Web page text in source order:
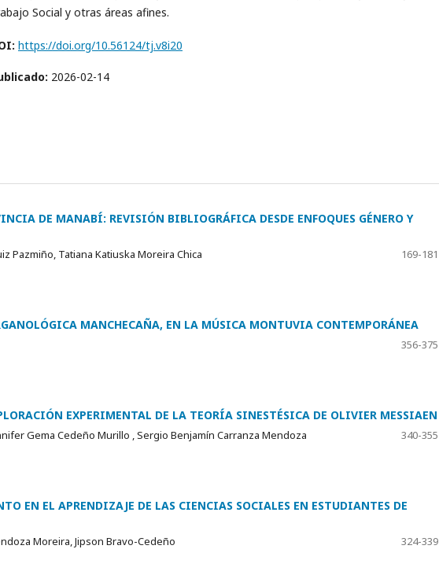
Social y otras áreas afines.
https://doi.org/10.56124/tj.v8i20
2026-02-14
DE MANABÍ: REVISIÓN BIBLIOGRÁFICA DESDE ENFOQUES GÉNERO Y
Pazmiño, Tatiana Katiuska Moreira Chica
169-181
MANCHECAÑA, EN LA MÚSICA MONTUVIA CONTEMPORÁNEA
356-375
EXPERIMENTAL DE LA TEORÍA SINESTÉSICA DE OLIVIER MESSIAEN
Gema Cedeño Murillo , Sergio Benjamín Carranza Mendoza
340-355
EN EL APRENDIZAJE DE LAS CIENCIAS SOCIALES EN ESTUDIANTES DE
Moreira, Jipson Bravo-Cedeño
324-339